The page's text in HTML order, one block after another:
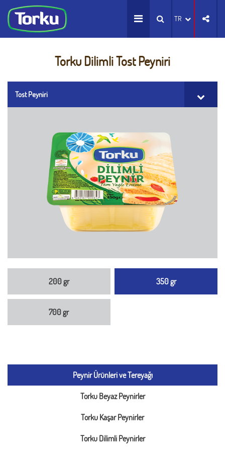
TR
Torku Dilimli Tost Peyniri
Tost Peyniri
200 gr 350 gr
700 gr
Peynir Ürünleri ve Tereyağı
Torku Beyaz Peynirler
Torku Kaşar Peynirler
Torku Dilimli Peynirler